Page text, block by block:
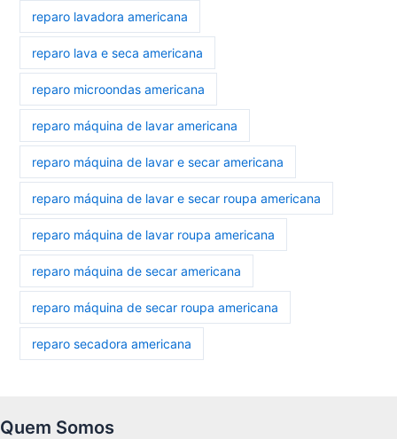
reparo lavadora americana
reparo lava e seca americana
reparo microondas americana
reparo máquina de lavar americana
reparo máquina de lavar e secar americana
reparo máquina de lavar e secar roupa americana
reparo máquina de lavar roupa americana
reparo máquina de secar americana
reparo máquina de secar roupa americana
reparo secadora americana
Quem Somos